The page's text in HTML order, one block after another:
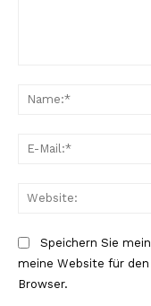
Speichern Sie
meine Website für
Browser.